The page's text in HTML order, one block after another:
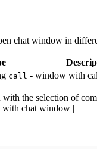
chat window in
call - window with
the selection of
with chat window |